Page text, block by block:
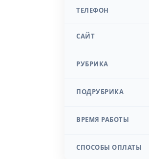
ТЕЛЕФОН
САЙТ
РУБРИКА
ПОДРУБРИКА
ВРЕМЯ РАБОТЫ
СПОСОБЫ ОПЛАТЫ